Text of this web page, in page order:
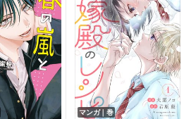
マンガ｜巻